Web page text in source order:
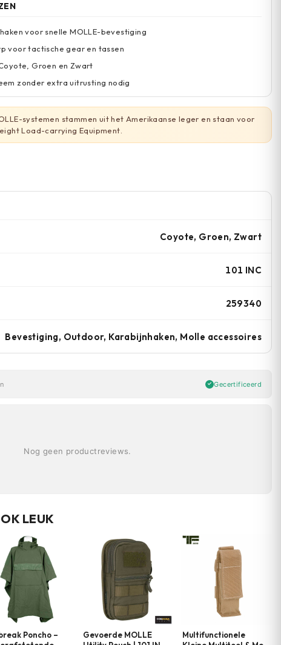
voor snelle MOLLE-bevestiging
voor tactische gear en tassen
Groen en Zwart
zonder extra uitrusting nodig
systemen stammen uit het Amerikaanse leger en staan voor
Load-carrying Equipment.
Coyote, Groen, Zwart
101 INC
259340
Bevestiging, Outdoor, Karabijnhaken, Molle accessoires
Gecertificeerd
Nog geen productreviews.
LEUK
Poncho –
Gevoerde MOLLE
Multifunctionele